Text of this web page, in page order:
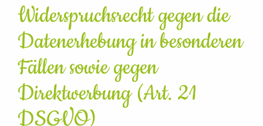
Widerspruchsrecht gegen die
Datenerhebung in besonderen
Fällen sowie gegen
Direktwerbung (Art. 21
DSGVO)